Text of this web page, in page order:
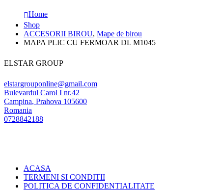
Home
Shop
ACCESORII BIROU, Mape de birou
MAPA PLIC CU FERMOAR DL M1045
ELSTAR GROUP
elstargrouponline@gmail.com
Bulevardul Carol I nr.42
Campina, Prahova 105600
Romania
0728842188
ACASA
TERMENI SI CONDITII
POLITICA DE CONFIDENTIALITATE